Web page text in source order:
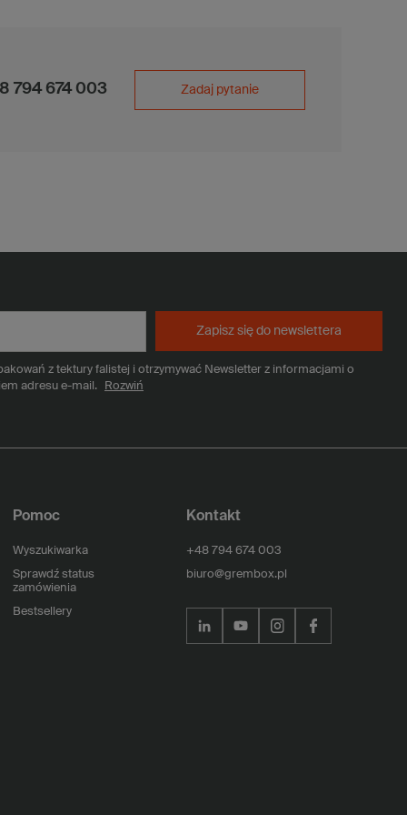
794 674 003 Zadaj pytanie
z tektury falistej i otrzymywać Newsletter z informacjami o
adresu e-mail.
Rozwiń
Zapisz się do newslettera
Pomoc
Wyszukiwarka
Sprawdź status
zamówienia
Bestsellery
Kontakt
+48 794 674 003
biuro@grembox.pl